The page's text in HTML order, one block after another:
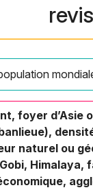
foyer
naturel ou